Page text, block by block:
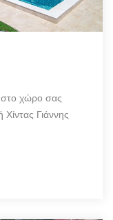
χώρο σας
Γιάννης